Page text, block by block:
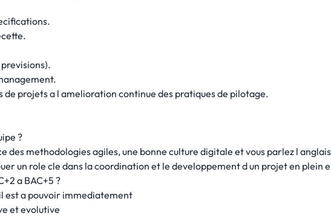
de projets a l amelioration continue des pratiques de pilotage.
?
des methodologies agiles, une bonne culture digitale et vous parlez l
un role cle dans la coordination et le developpement d un projet en plein
a BAC+5 ?
est a pouvoir immediatement
et evolutive